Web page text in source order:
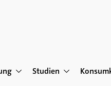
Studien